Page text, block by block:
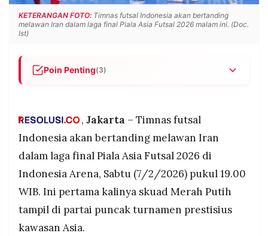
IKLAN TULISAN
PENGADUAN TERM
RESOLUSI
KETERANGAN FOTO: Timnas futsal Indonesia akan bertanding
melawan Iran dalam laga final Piala Asia Futsal 2026 malam ini. (Doc.
Ist)
Poin Penting(3)
Indonesia Arena, Jakarta
Iran adalah tim tersukses dalam sejarah turnamen
pertama kali tampil di final
Indonesia lolos ke final setelah mengalahkan
Jepang 5-3 lewat babak tambahan waktu di
semifinal
, Jakarta – Timnas futsal
Indonesia akan bertanding melawan Iran
dalam laga final Piala Asia Futsal 2026 di
Indonesia Arena, Sabtu (7/2/2026) pukul 19.00
WIB. Ini pertama kalinya skuad Merah Putih
tampil di partai puncak turnamen prestisius
kawasan Asia.